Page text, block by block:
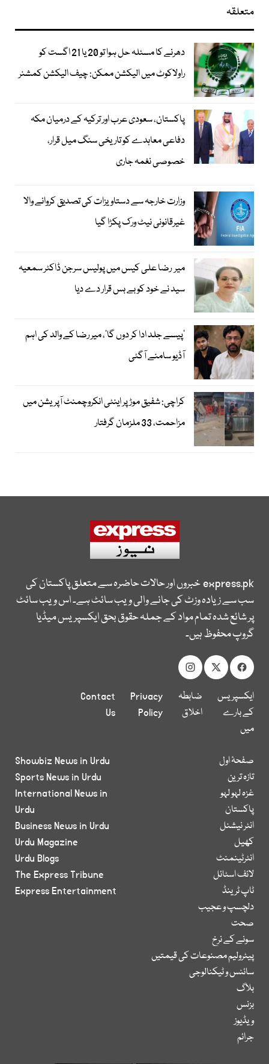
متعلقہ
دھرنے کا مسئلہ حل ہوا تو 20 یا 21 اگست کو
راولاکوٹ میں الیکشن ممکن: چیف الیکشن کمشنر
پاکستان، سعودی عرب اور ترکیہ کے درمیان مکہ
دفاعی معاہدے کو تاریخی سنگ میل قرار،
خصوصی نغمہ جاری
وزارت خارجہ سے دستاویزات کی تصدیق کروانے والا
غیرقانونی نیٹ ورک پکڑا گیا
میر رضا علی کیس میں پولیس سرجن ڈاکٹر سمعیہ
سید نے خود کو بے بس قرار دے دیا
’پیسے جلد ادا کر دوں گا‘، میر رضا کے والد کی اہم
آڈیو سامنے آگئی
کراچی: شفیق موڑ پر اینٹی انکروچمنٹ آپریشن میں
مزاحمت، 33 ملزمان گرفتار
express.pkخبروں اور حالات حاضرہ سے متعلق پاکستان کی
سب سے زیادہ وزٹ کی جانے والی ویب سائٹ ہے۔ اس ویب سائٹ
پر شائع شدہ تمام مواد کے جملہ حقوق بحق ایکسپریس میڈیا
گروپ محفوظ ہیں۔
ایکسپریس
کے بارے
میں
ضابطہ
اخلاق
Privacy
Policy
Contact
Us
صفحۂ اول
تازہ ترین
غزہ لہو لہو
پاکستان
انٹر نیشنل
کھیل
انٹرٹینمنٹ
لائف اسٹائل
ٹاپ ٹرینڈ
دلچسپ و عجیب
صحت
سونے کے نرخ
پیٹرولیم مصنوعات کی قیمتیں
سائنس و ٹیکنالوجی
بلاگ
بزنس
ویڈیوز
جرائم
Showbiz News in Urdu
Sports News in Urdu
International News in
Urdu
Business News in Urdu
Urdu Magazine
Urdu Blogs
The Express Tribune
Express Entertainment